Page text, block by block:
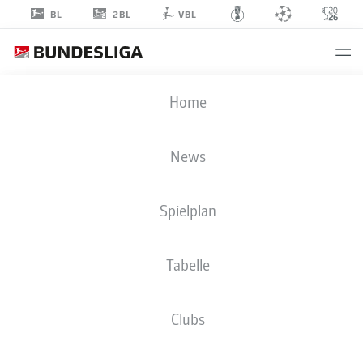
BL 2BL VBL
Home
News
Spielplan
Tabelle
Clubs